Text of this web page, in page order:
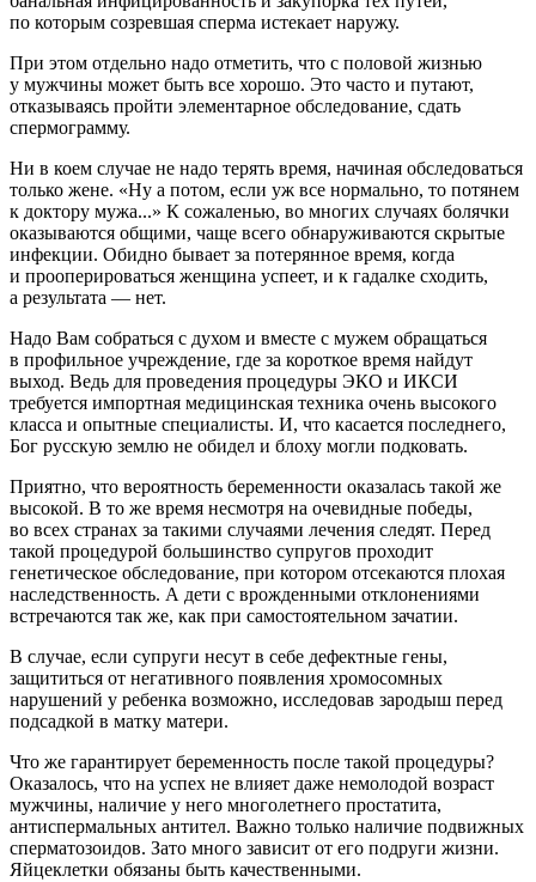
по которым созревшая сперма истекает наружу.
При этом отдельно надо отметить, что с половой жизнью
у мужчины может быть все хорошо. Это часто и путают,
отказываясь пройти элементарное обследование, сдать
спермограмму.
Ни в коем случае не надо терять время, начиная обследоваться
только жене. «Ну а потом, если уж все нормально, то потянем
к доктору мужа...» К сожаленью, во многих случаях болячки
оказываются общими, чаще всего обнаруживаются скрытые
инфекции. Обидно бывает за потерянное время, когда
и прооперироваться женщина успеет, и к гадалке сходить,
а результата — нет.
Надо Вам собраться с духом и вместе с мужем обращаться
в профильное учреждение, где за короткое время найдут
выход. Ведь для проведения процедуры ЭКО и ИКСИ
требуется импортная медицинская техника очень высокого
класса и опытные специалисты. И, что касается последнего,
Бог русскую землю не обидел и блоху могли подковать.
Приятно, что вероятность беременности оказалась такой же
высокой. В то же время несмотря на очевидные победы,
во всех странах за такими случаями лечения следят. Перед
такой процедурой большинство супругов проходит
генетическое обследование, при котором отсекаются плохая
наследственность. А дети с врожденными отклонениями
встречаются так же, как при самостоятельном зачатии.
В случае, если супруги несут в себе дефектные гены,
защититься от негативного появления хромосомных
нарушений у ребенка возможно, исследовав зародыш перед
подсадкой в матку матери.
Что же гарантирует беременность после такой процедуры?
Оказалось, что на успех не влияет даже немолодой возраст
мужчины, наличие у него многолетнего простатита,
антиспермальных антител. Важно только наличие подвижных
сперматозоидов. Зато много зависит от его подруги жизни.
Яйцеклетки обязаны быть качественными.